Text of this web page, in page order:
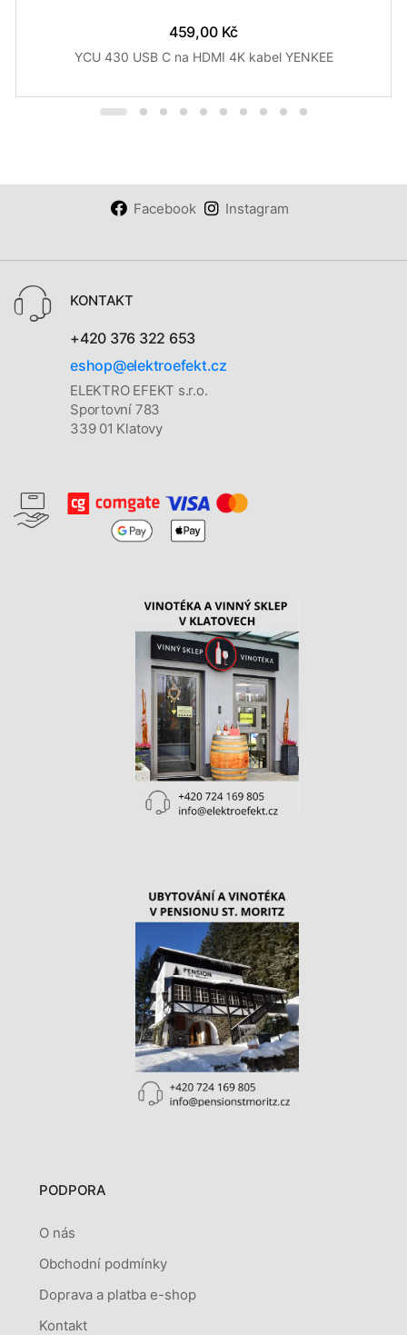
459,00 Kč
YCU 430 USB C na HDMI 4K kabel YENKEE
Facebook Instagram
KONTAKT
+420 376 322 653
eshop@elektroefekt.cz
ELEKTRO EFEKT s.r.o.
Sportovní 783
339 01 Klatovy
PODPORA
O nás
Obchodní podmínky
Doprava a platba e-shop
Kontakt